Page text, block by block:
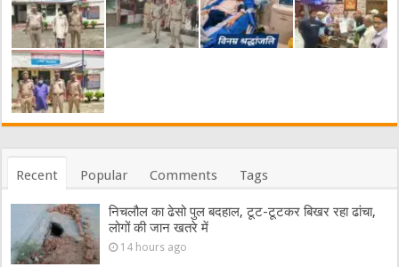
Recent Popular Comments Tags
निचलौल का ढेसो पुल बदहाल, टूट-टूटकर बिखर रहा ढांचा,
लोगों की जान खतरे में
14 hours ago